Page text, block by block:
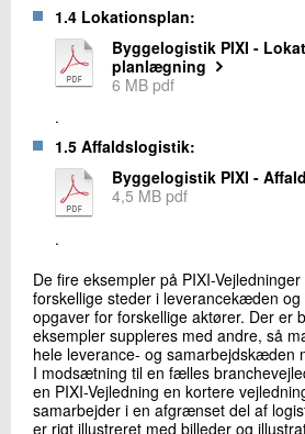
1.4 Lokationsplan:
Byggelogistik PIXI -
planlægning
6 MB pdf
.
1.5 Affaldslogistik:
Byggelogistik PIXI -
4,5 MB pdf
.
De fire eksempler på PIXI-
forskellige steder i leverancekæden
opgaver for forskellige aktører. Der er
eksempler suppleres med andre, så
hele leverance- og samarbejdskæden
I modsætning til en fælles
en PIXI-Vejledning en kortere
samarbejder i en afgrænset del af
er rigt illustreret med billeder og